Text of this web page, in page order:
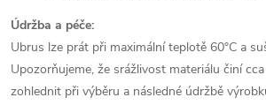
Údržba a péče:
Ubrus lze prát při maximální teplotě 60°C a
Upozorňujeme, že srážlivost materiálu činí
zohlednit při výběru a následné údržbě